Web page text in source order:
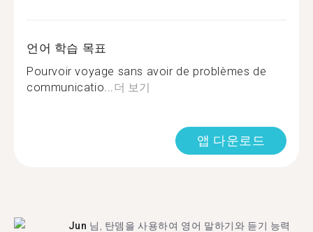
언어 학습 목표
Pourvoir voyage sans avoir de problèmes de
communicatio...더 보기
앱 다운로드
Jun 님, 탄뎀을 사용하여 영어 말하기와 듣기 능력